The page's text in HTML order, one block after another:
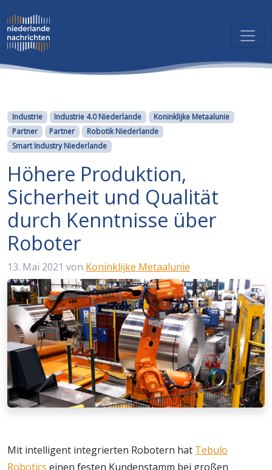
Kategorien
Industrie Industrie 4.0 Niederlande
Koninklijke Metaalunie
Partner
Partner
Robotik Niederlande
Smart Industry Niederlande
Höhere Produktion,
Sicherheit und Qualität
durch Kenntnisse über
Roboter
13. Mai 2021 von Koninklijke Metaalunie
Mit intelligent integrierten Robotern hat Tebulo
Robotics einen festen Kundenstamm bei großen